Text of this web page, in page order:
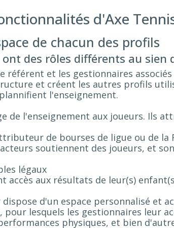
d'Axe
de chacun des profils
des rôles différents au sien
référent et les gestionnaires associés
et créent les autres profils
l'enseignement.
de l'enseignement aux joueurs. Ils
de bourses de ligue ou de
soutiennent des joueurs, et
légaux
accès aux résultats de leur(s)
dispose d'un espace personnalisé et
pour lesquels les gestionnaires leur
physiques, et bien